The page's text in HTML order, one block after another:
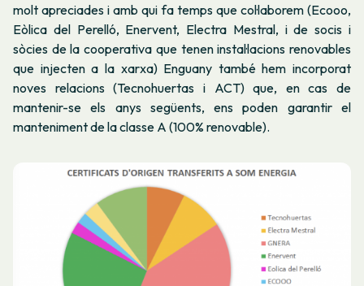
molt apreciades i amb qui fa temps que col·laborem (Ecooo,
Eòlica del Perelló, Enervent, Electra Mestral, i de socis i
sòcies de la cooperativa que tenen instal·lacions renovables
que injecten a la xarxa) Enguany també hem incorporat
noves relacions (Tecnohuertas i ACT) que, en cas de
mantenir-se els anys següents, ens poden garantir el
manteniment de la classe A (100% renovable).